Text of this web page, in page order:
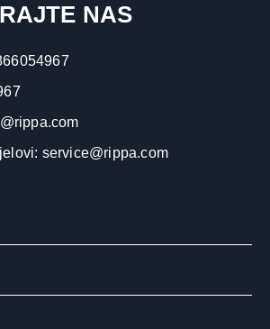
NAS
service@rippa.com